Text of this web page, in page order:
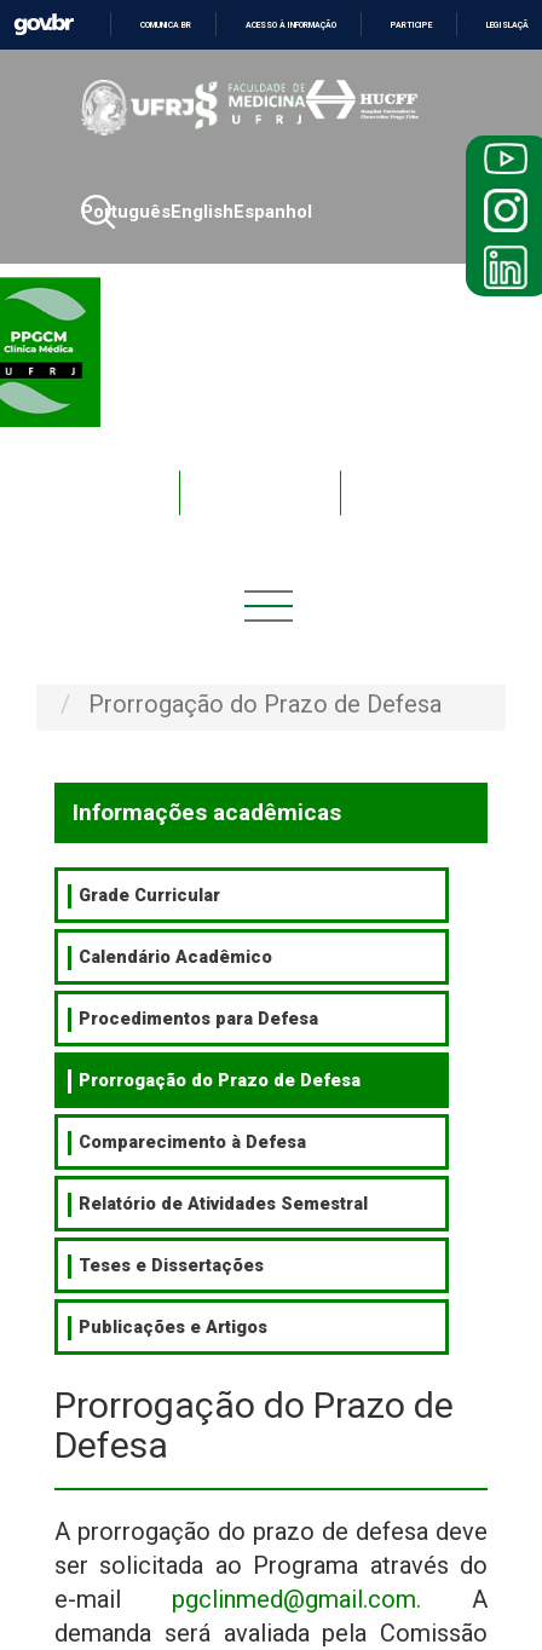
O
CONTEÚDO
COMUNICA BR ACESSO À INFORMAÇÃO PARTICIPE LEGISLAÇÃO
PortuguêsEnglishEspanhol
Prorrogação do Prazo de Defesa
Informações acadêmicas
Grade Curricular
Calendário Acadêmico
Procedimentos para Defesa
Prorrogação do Prazo de Defesa
Comparecimento à Defesa
Relatório de Atividades Semestral
Teses e Dissertações
Publicações e Artigos
Prorrogação do Prazo de
Defesa
A prorrogação do prazo de defesa deve
ser solicitada ao Programa através do
e-mail pgclinmed@gmail.com. A
demanda será avaliada pela Comissão